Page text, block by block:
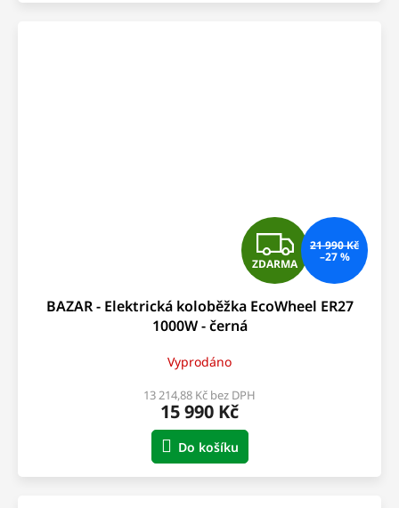
Z
D
A
ZDARMA
21 990 Kč
–27 %
BAZAR - Elektrická koloběžka EcoWheel ER27
1000W - černá
Vyprodáno
13 214,88 Kč bez DPH
15 990 Kč
Do košíku